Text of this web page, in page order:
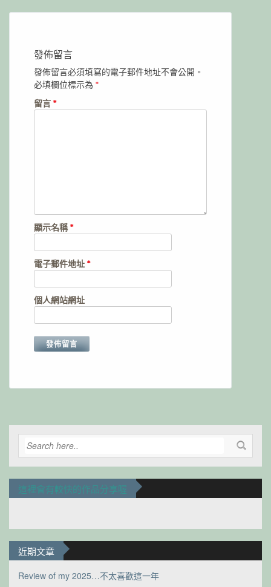
發佈留言
發佈留言必須填寫的電子郵件地址不會公開。
必填欄位標示為 *
留言 *
顯示名稱*
電子郵件地址 *
個人網站網址
這裡會有較快的作品分享喔
近期文章
Review of my 2025…不太喜歡這一年